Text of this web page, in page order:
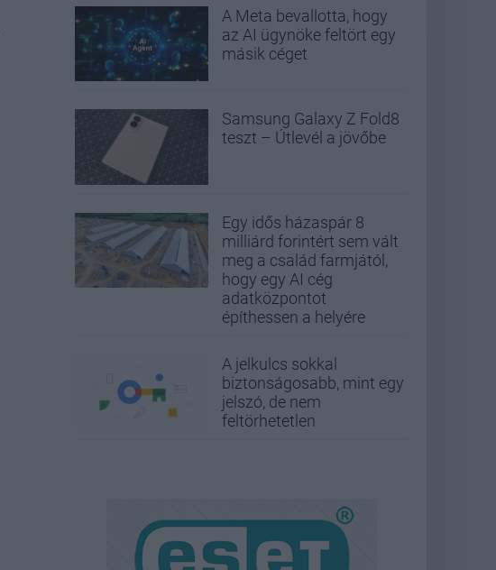
A Meta bevallotta, hogy
az AI ügynöke feltört egy
másik céget
Samsung Galaxy Z Fold8
teszt – Útlevél a jövőbe
Egy idős házaspár 8
milliárd forintért sem vált
meg a család farmjától,
hogy egy AI cég
adatközpontot
építhessen a helyére
A jelkulcs sokkal
biztonságosabb, mint egy
jelszó, de nem
feltörhetetlen